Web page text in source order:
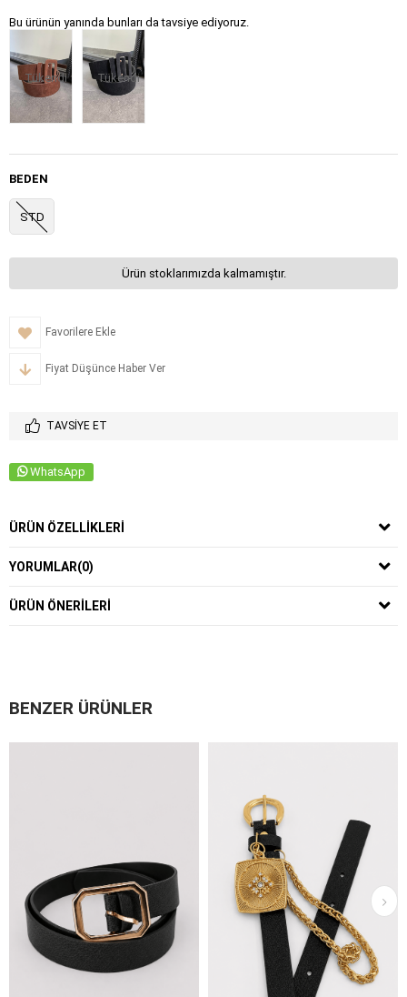
Bu ürünün yanında bunları da tavsiye ediyoruz.
Tükendi Tükendi
BEDEN
STD
Ürün stoklarımızda kalmamıştır.
Favorilere Ekle
Fiyat Düşünce Haber Ver
TAVSIYE ET
WhatsApp
ÜRÜN ÖZELLIKLERI
YORUMLAR(0)
ÜRÜN ÖNERILERI
BENZER ÜRÜNLER